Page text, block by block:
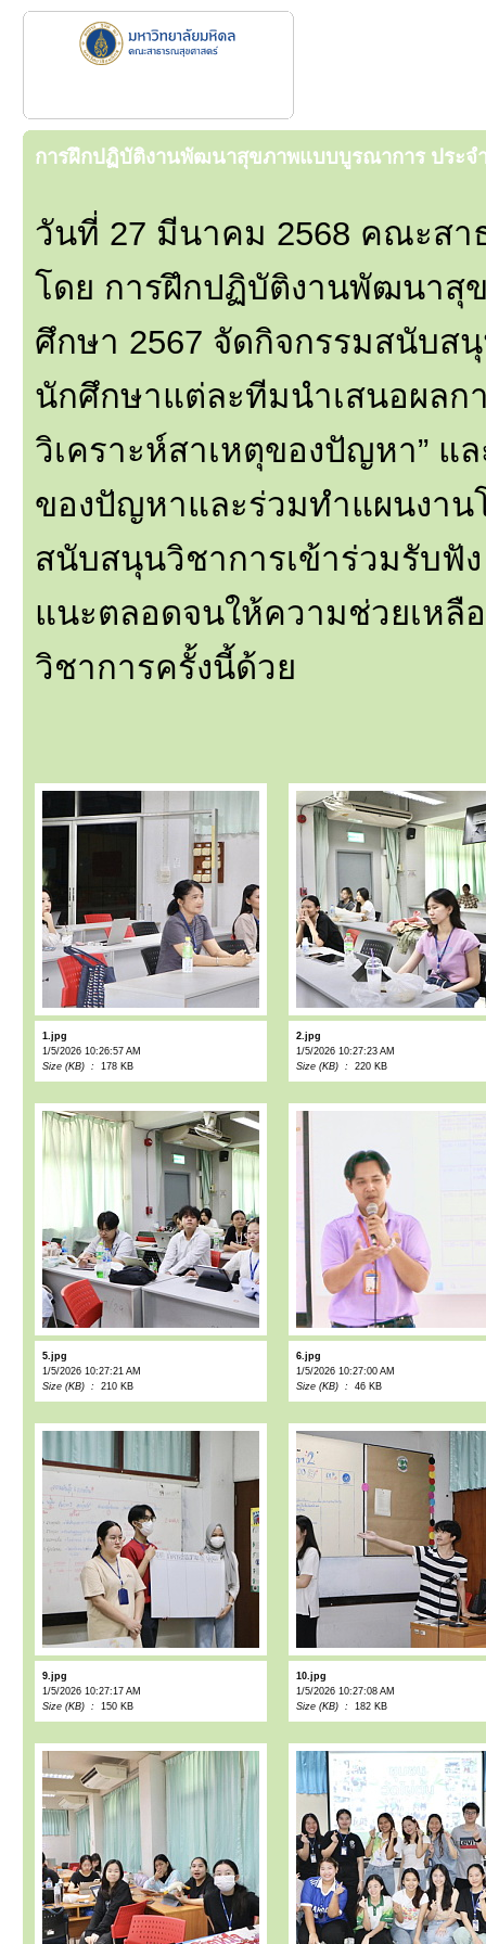
การฝึกปฏิบัติงานพัฒนาสุขภาพแบบบูรณาการ ประจ
วันที่ 27 มีนาคม 2568 คณะส
โดย การฝึกปฏิบัติงานพัฒนาสุ
ศึกษา 2567 จัดกิจกรรมสนับส
นักศึกษาแต่ละทีมนำเสนอผลก
วิเคราะห์สาเหตุของปัญหา” แ
ของปัญหาและร่วมทำแผนงา
สนับสนุนวิชาการเข้าร่วมรับฟั
แนะตลอดจนให้ความช่วยเหลื
วิชาการครั้งนี้ด้วย
1.jpg
1/5/2026 10:26:57 AM
Size (KB) : 178 KB
2.jpg
1/5/2026 10:27:23 AM
Size (KB) : 220 KB
5.jpg
1/5/2026 10:27:21 AM
Size (KB) : 210 KB
6.jpg
1/5/2026 10:27:00 AM
Size (KB) : 46 KB
9.jpg
1/5/2026 10:27:17 AM
Size (KB) : 150 KB
10.jpg
1/5/2026 10:27:08 AM
Size (KB) : 182 KB